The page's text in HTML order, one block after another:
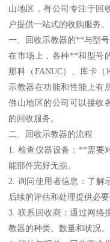
山地区，有公司专注于回
户提供一站式的收购服务。
一、回收示教器的**与型号
在市场上，各种**和型号
那科（FANUC）、库卡
示教器在功能和性能上有
佛山地区的公司可以接收
的回收服务。
二、回收示教器的流程
1. 检查仪器设备：**需要
能部件完好无损。
2. 询问使用者信息：了解
后续的评估和处理提供必要
3. 联系回收商：通过网络
教器的种类、数量和状况。